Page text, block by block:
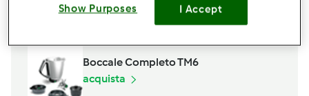
Spatola
Boccale Completo TM6
acquista
Show Purposes I Accept